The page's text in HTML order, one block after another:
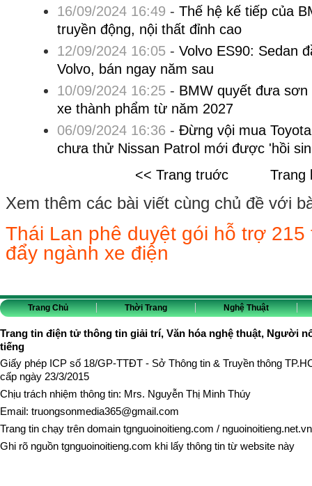
16/09/2024 16:49 - Thế hệ kế tiếp của
truyền động, nội thất đỉnh cao
12/09/2024 16:05- Volvo ES90: Sedan
Volvo, bán ngay năm sau
10/09/2024 16:25- BMW quyết đưa
xe thành phẩm từ năm 2027
06/09/2024 16:36 - Đừng vội mua
chưa thử Nissan Patrol mới được 'hồi
<< Trang truớc
Trang
Xem thêm các bài viết cùng chủ đề với
Thái Lan phê duyệt gói hỗ trợ 215
đẩy ngành xe điện
Trang Chủ Thời Trang Nghệ Thuật
Trang tin điện tử thông tin giải trí, Văn hóa nghệ thuật, Người
tiếng
Giấy phép ICP số 18/GP-TTĐT - Sở Thông tin & Truyền thông
cấp ngày 23/3/2015
Chịu trách nhiệm thông tin: Mrs. Nguyễn Thị Minh Thúy
Email: truongsonmedia365@gmail.com
Trang tin chạy trên domain tgnguoinoitieng.com / nguoinoitieng.net.vn
Ghi rõ nguồn tgnguoinoitieng.com khi lấy thông tin từ website này